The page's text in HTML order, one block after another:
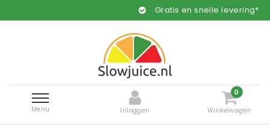
Gratis en snelle levering*
Menu Inloggen
0
Winkelwagen